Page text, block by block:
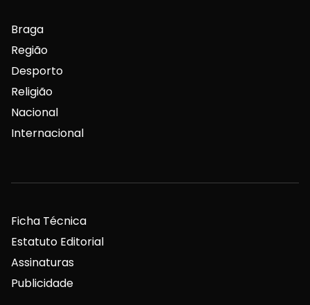
Braga
Região
Desporto
Religião
Nacional
Internacional
Ficha Técnica
Estatuto Editorial
Assinaturas
Publicidade